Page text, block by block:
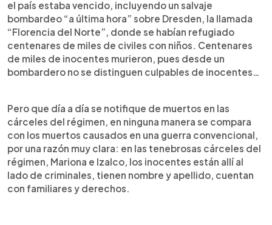
el país estaba vencido, incluyendo un salvaje
bombardeo “a última hora” sobre Dresden, la llamada
“Florencia del Norte”, donde se habían refugiado
centenares de miles de civiles con niños. Centenares
de miles de inocentes murieron, pues desde un
bombardero no se distinguen culpables de inocentes…
Pero que día a día se notifique de muertos en las
cárceles del régimen, en ninguna manera se compara
con los muertos causados en una guerra convencional,
por una razón muy clara: en las tenebrosas cárceles del
régimen, Mariona e Izalco, los inocentes están allí al
lado de criminales, tienen nombre y apellido, cuentan
con familiares y derechos.